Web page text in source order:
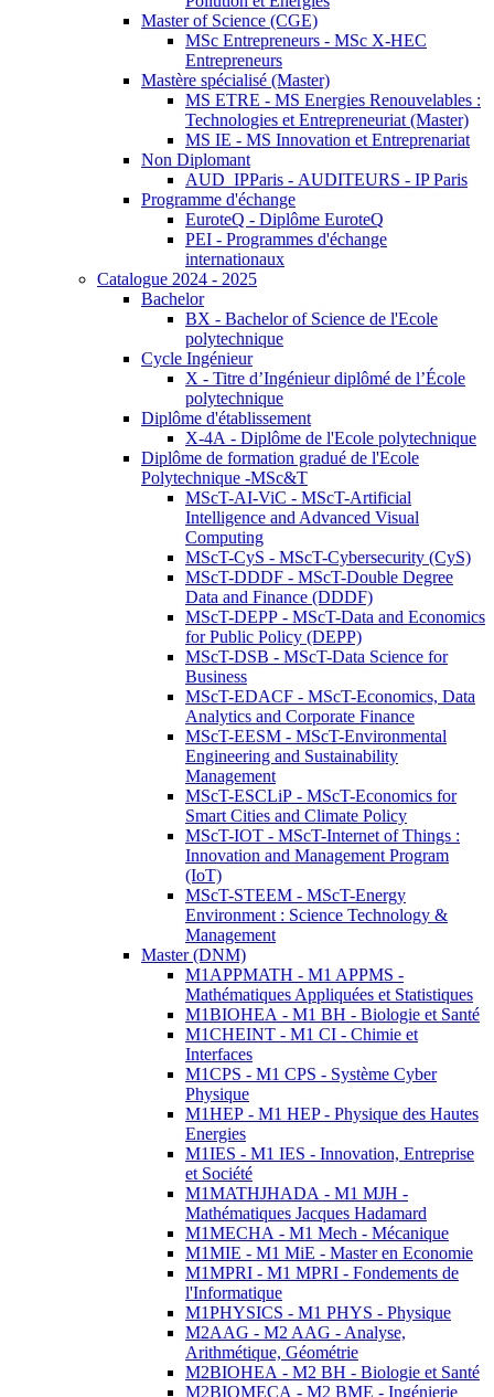
Master of Science (CGE)
MSc Entrepreneurs - MSc X-HEC
Entrepreneurs
Mastère spécialisé (Master)
MS ETRE - MS Energies Renouvelables :
Technologies et Entrepreneuriat (Master)
MS IE - MS Innovation et Entreprenariat
Non Diplomant
AUD_IPParis - AUDITEURS - IP Paris
Programme d'échange
EuroteQ - Diplôme EuroteQ
PEI - Programmes d'échange
internationaux
Catalogue 2024 - 2025
Bachelor
BX - Bachelor of Science de l'Ecole
polytechnique
Cycle Ingénieur
X - Titre d’Ingénieur diplômé de l’École
polytechnique
Diplôme d'établissement
X-4A - Diplôme de l'Ecole polytechnique
Diplôme de formation gradué de l'Ecole
Polytechnique -MSc&T
MScT-AI-ViC - MScT-Artificial
Intelligence and Advanced Visual
Computing
MScT-CyS - MScT-Cybersecurity (CyS)
MScT-DDDF - MScT-Double Degree
Data and Finance (DDDF)
MScT-DEPP - MScT-Data and Economics
for Public Policy (DEPP)
MScT-DSB - MScT-Data Science for
Business
MScT-EDACF - MScT-Economics, Data
Analytics and Corporate Finance
MScT-EESM - MScT-Environmental
Engineering and Sustainability
Management
MScT-ESCLiP - MScT-Economics for
Smart Cities and Climate Policy
MScT-IOT - MScT-Internet of Things :
Innovation and Management Program
(IoT)
MScT-STEEM - MScT-Energy
Environment : Science Technology &
Management
Master (DNM)
M1APPMATH - M1 APPMS -
Mathématiques Appliquées et Statistiques
M1BIOHEA - M1 BH - Biologie et Santé
M1CHEINT - M1 CI - Chimie et
Interfaces
M1CPS - M1 CPS - Système Cyber
Physique
M1HEP - M1 HEP - Physique des Hautes
Energies
M1IES - M1 IES - Innovation, Entreprise
et Société
M1MATHJHADA - M1 MJH -
Mathématiques Jacques Hadamard
M1MECHA - M1 Mech - Mécanique
M1MIE - M1 MiE - Master en Economie
M1MPRI - M1 MPRI - Fondements de
l'Informatique
M1PHYSICS - M1 PHYS - Physique
M2AAG - M2 AAG - Analyse,
Arithmétique, Géométrie
M2BIOHEA - M2 BH - Biologie et Santé
M2BIOMECA - M2 BME - Ingénierie